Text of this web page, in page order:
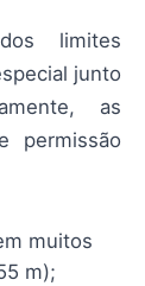
limites
junto
as
permissão
muitos
m);